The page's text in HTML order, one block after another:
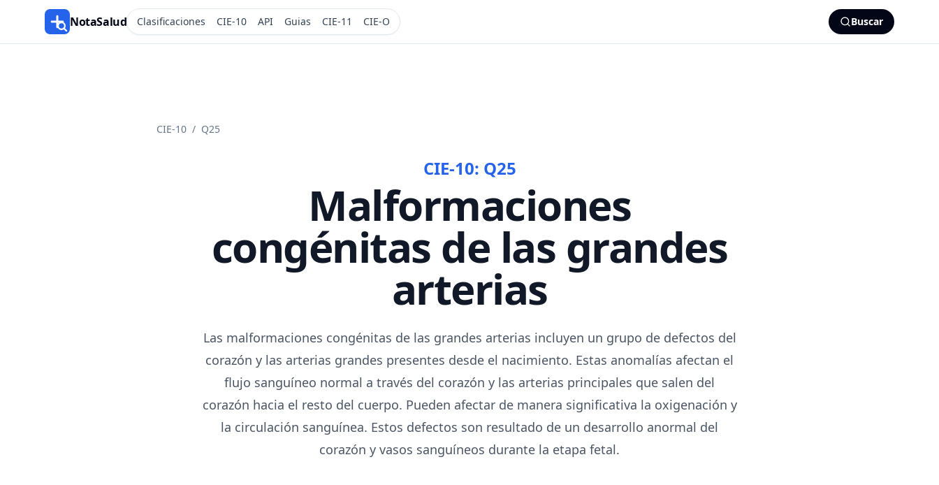
NotaSalud Clasificaciones CIE-10 API Guias CIE-11 CIE-O Buscar
CIE-10 / Q25
CIE-10: Q25
Malformaciones
congénitas de las grandes
arterias
Las malformaciones congénitas de las grandes arterias incluyen un grupo de defectos del
corazón y las arterias grandes presentes desde el nacimiento. Estas anomalías afectan el
flujo sanguíneo normal a través del corazón y las arterias principales que salen del
corazón hacia el resto del cuerpo. Pueden afectar de manera significativa la oxigenación y
la circulación sanguínea. Estos defectos son resultado de un desarrollo anormal del
corazón y vasos sanguíneos durante la etapa fetal.